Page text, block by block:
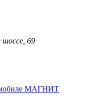
шоссе, 69
МАГНИТ